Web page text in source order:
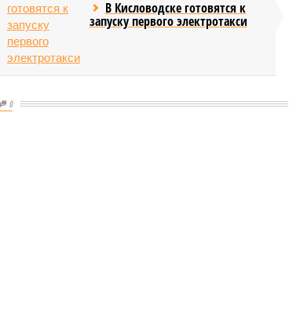
В Кисловодске готовятся к
запуску первого электротакси
0